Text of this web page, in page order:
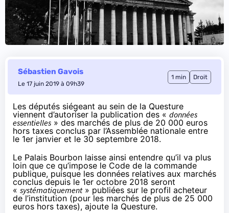
Sébastien Gavois
Le 17 juin 2019 à 09h39
1 min Droit
Les députés siégeant au sein de la Questure
viennent d’autoriser la publication des « données
essentielles » des marchés de plus de 20 000 euros
hors taxes conclus par l’Assemblée nationale entre
le 1er janvier et le 30 septembre 2018.
Le Palais Bourbon laisse ainsi entendre qu’il va plus
loin que ce qu’impose le Code de la commande
publique, puisque les données relatives aux marchés
conclus depuis le 1er octobre 2018 seront
« systématiquement» publiées sur le profil acheteur
de l’institution (pour les marchés de plus de 25 000
euros hors taxes), ajoute la Questure.